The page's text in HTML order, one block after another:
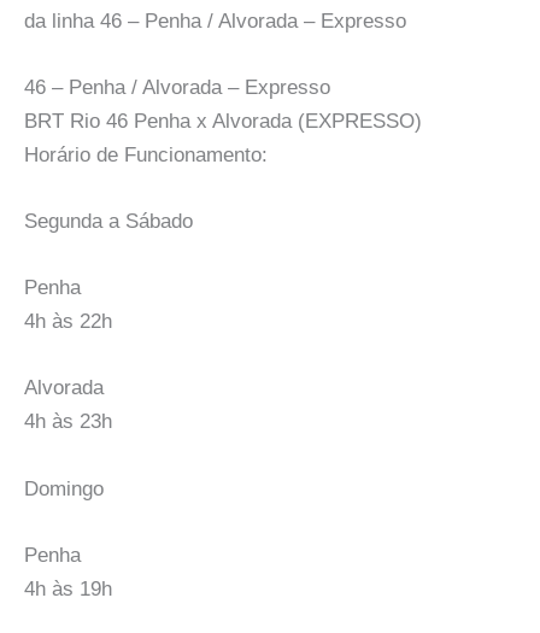
da linha 46 – Penha / Alvorada – Expresso
46 – Penha / Alvorada – Expresso
BRT Rio 46 Penha x Alvorada (EXPRESSO)
Horário de Funcionamento:
Segunda a Sábado
Penha
4h às 22h
Alvorada
4h às 23h
Domingo
Penha
4h às 19h